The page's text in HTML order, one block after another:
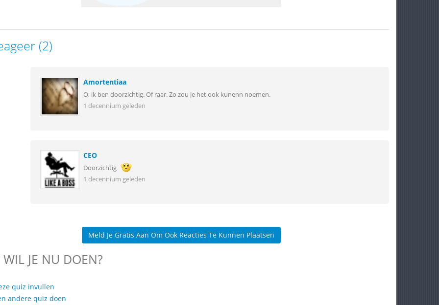
(2)
Amortentiaa
O, ik ben doorzichtig. Of raar. Zo zou je het ook kunenn noemen.
1 decennium geleden
CEO
Doorzichtig
1 decennium geleden
Meld Je Gratis Aan Om Ook Reacties Te Kunnen Plaatsen
JE NU DOEN?
quiz invullen
andere quiz doen